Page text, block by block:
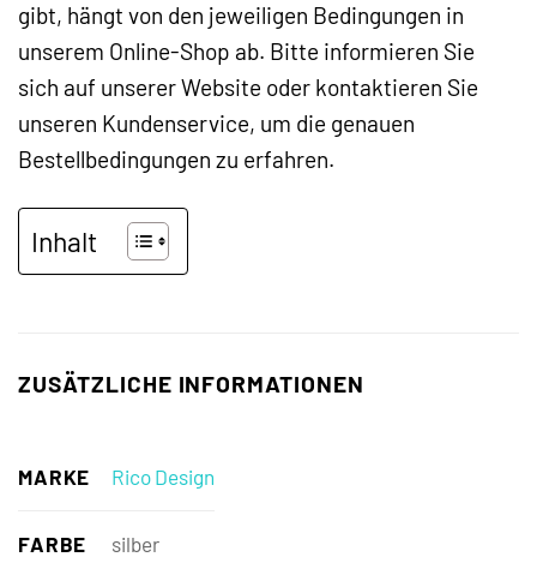
gibt, hängt von den jeweiligen Bedingungen in
unserem Online-Shop ab. Bitte informieren Sie
sich auf unserer Website oder kontaktieren Sie
unseren Kundenservice, um die genauen
Bestellbedingungen zu erfahren.
Inhalt
ZUSÄTZLICHE INFORMATIONEN
MARKE Rico Design
FARBE silber